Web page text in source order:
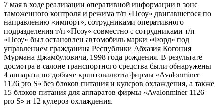
7 мая в ходе реализации оперативной информации в зоне
таможенного контроля и режима т/п «Псоу» двигавшегося по
направлению «импорт», сотрудниками оперативного
подразделения т/п «Псоу» совместно с сотрудниками т/п
«Псоу» был остановлен автомобиль марки «Форд» под
управлением гражданина Республики Абхазия Когония
Мурмана Джамбуловича, 1998 года рождения. В результате
досмотра в салоне транспортного средства были обнаружены
4 аппарата по добыче криптовалюты фирмы «Avalonminer
1126 pro S» без блоков питания и кулеров охлаждения, а также
15 блоков питания для аппаратов фирмы «Avalonminer 1126
pro S» и 12 кулеров охлаждения.